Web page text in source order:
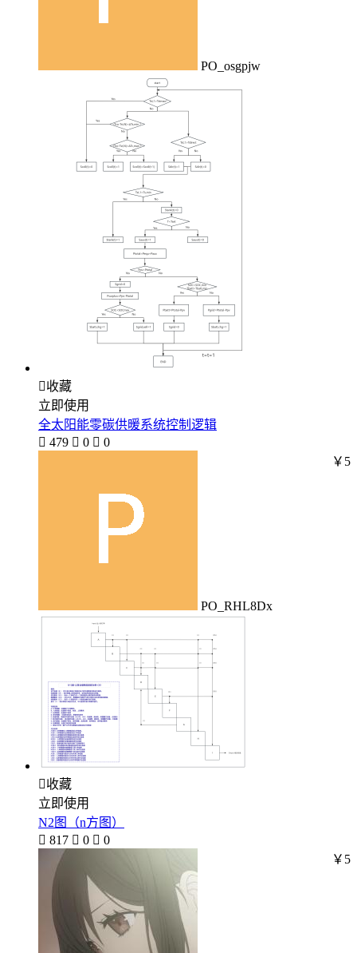
PO_osgpjw
收藏
立即使用
全太阳能零碳供暖系统控制逻辑
 479  0  0
PO_RHL8Dx
￥5
收藏
立即使用
N2图（n方图）
 817  0  0
￥5